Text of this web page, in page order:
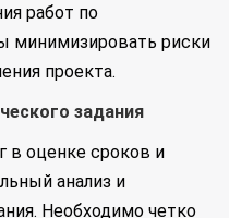
работ по
минимизировать риски
проекта.
задания
оценке сроков и
анализ и
Необходимо четко